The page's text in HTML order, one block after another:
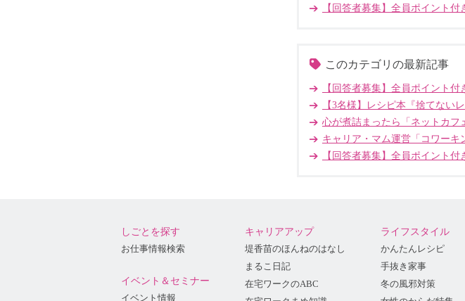
【回答者募集】全員ポイント
このカテゴリの最新記事
【回答者募集】全員ポイント
【3名様】レシピ本『捨てない
心が煮詰まったら「ネットカフ
キャリア・マム運営「コワーキ
【回答者募集】全員ポイント
しごとを探す
お仕事情報検索
イベント＆セミナー
イベント情報
キャリアアップ
堤香苗のほんねのはなし
まるこ日記
在宅ワークのABC
ライフスタイル
かんたんレシピ
手抜き家事
冬の風邪対策